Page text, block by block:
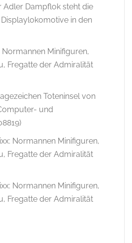
Adler Dampflok steht die
in den
Normannen Minifiguren,
Fregatte der Admiralität
Toteninsel von
und
Normannen Minifiguren,
Fregatte der Admiralität
Normannen Minifiguren,
Fregatte der Admiralität